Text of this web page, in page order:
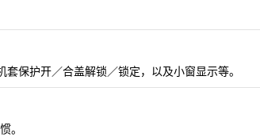
保护开／合盖解锁／锁定，以及小窗显示等。
。